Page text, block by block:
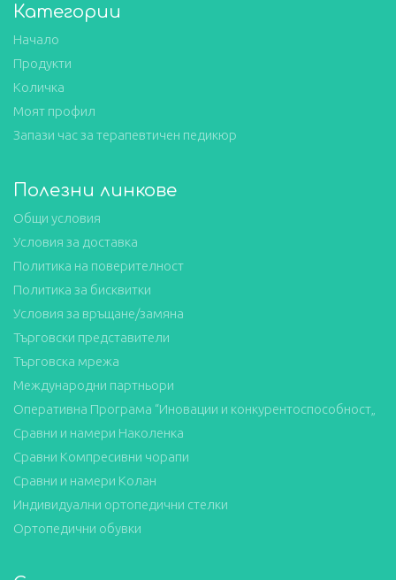
Категории
Начало
Продукти
Количка
Моят профил
Запази час за терапевтичен педикюр
Полезни линкове
Общи условия
Условия за доставка
Политика на поверителност
Политика за бисквитки
Условия за връщане/замяна
Търговски представители
Търговска мрежа
Международни партньори
Оперативна Програма “Иновации и конкурентоспособност„
Сравни и намери Наколенка
Сравни Компресивни чорапи
Сравни и намери Колан
Индивидуални ортопедични стелки
Ортопедични обувки